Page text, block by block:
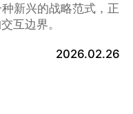
新兴的战略范式，正
互边界。
2026.02.26